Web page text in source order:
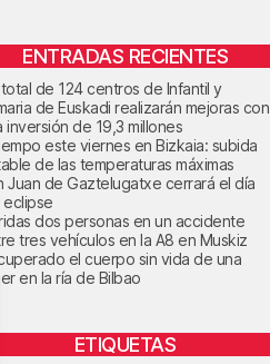
ENTRADAS RECIENTES
de 124 centros de Infantil y
de Euskadi realizarán mejoras con
inversión de 19,3 millones
este viernes en Bizkaia: subida
de las temperaturas máximas
Juan de Gaztelugatxe cerrará el día
eclipse
dos personas en un accidente
tres vehículos en la A8 en Muskiz
el cuerpo sin vida de una
en la ría de Bilbao
ETIQUETAS